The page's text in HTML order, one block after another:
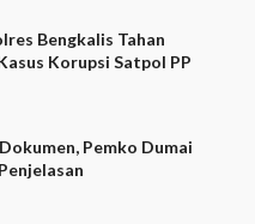
Bengkalis Tahan
Korupsi Satpol PP
Pemko Dumai